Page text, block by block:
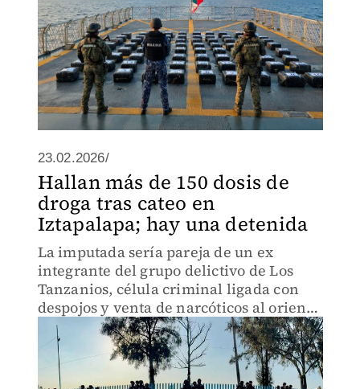
23.02.2026/
Hallan más de 150 dosis de
droga tras cateo en
Iztapalapa; hay una detenida
La imputada sería pareja de un ex
integrante del grupo delictivo de Los
Tanzanios, célula criminal ligada con
despojos y venta de narcóticos al oriente
de la capital del país.